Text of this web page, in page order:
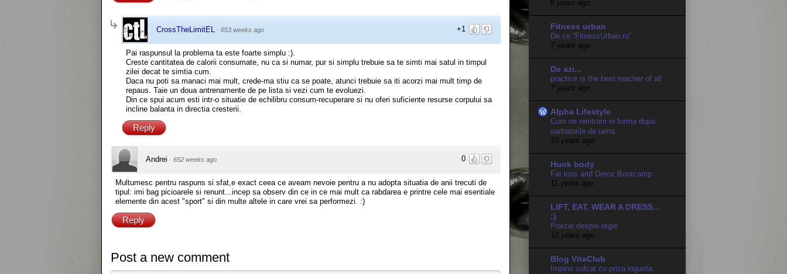
+1
CrossTheLimitEL · 653 weeks ago
Pai raspunsul la problema ta este foarte simplu :).
Creste cantitatea de calorii consumate, nu ca si numar, pur si simplu trebuie sa te simti mai satul in timpul
zilei decat te simtia cum.
Daca nu poti sa manaci mai mult, crede-ma stiu ca se poate, atunci trebuie sa iti acorzi mai mult timp de
repaus. Taie un doua antrenamente de pe lista si vezi cum te evoluezi.
Din ce spui acum esti intr-o situatie de echilibru consum-recuperare si nu oferi suficiente resurse corpului sa
incline balanta in directia cresterii.
Reply
0
Andrei · 652 weeks ago
Multumesc pentru raspuns si sfat,e exact ceea ce aveam nevoie pentru a nu adopta situatia de anii trecuti de
tipul: imi bag picioarele si renunt...incep sa observ din ce in ce mai mult ca rabdarea e printre cele mai esentiale
elemente din acest "sport" si din multe altele in care vrei sa performezi. :)
Reply
Post a new comment
6 years ago
Fitness urban
De ce “FitnessUrban.ro”
7 years ago
De azi...
practice is the best teacher of all
7 years ago
Alpha Lifestyle
Cum ne reintram in forma dupa
sarbatorile de iarna
10 years ago
Hunk body
Fat loss and Detox Bootcamp
11 years ago
LIFT, EAT, WEAR A DRESS...
:)
Poezie despre regie
12 years ago
Blog VitaClub
Impins culcat cu priza ingusta